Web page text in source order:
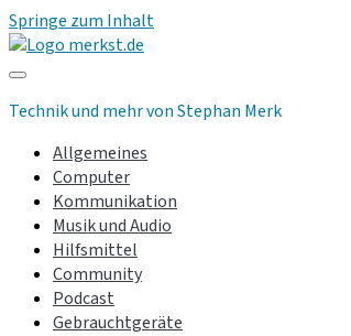
Springe zum Inhalt
merkst.de
Technik und mehr von Stephan Merk
Allgemeines
Computer
Kommunikation
Musik und Audio
Hilfsmittel
Community
Podcast
Gebrauchtgeräte